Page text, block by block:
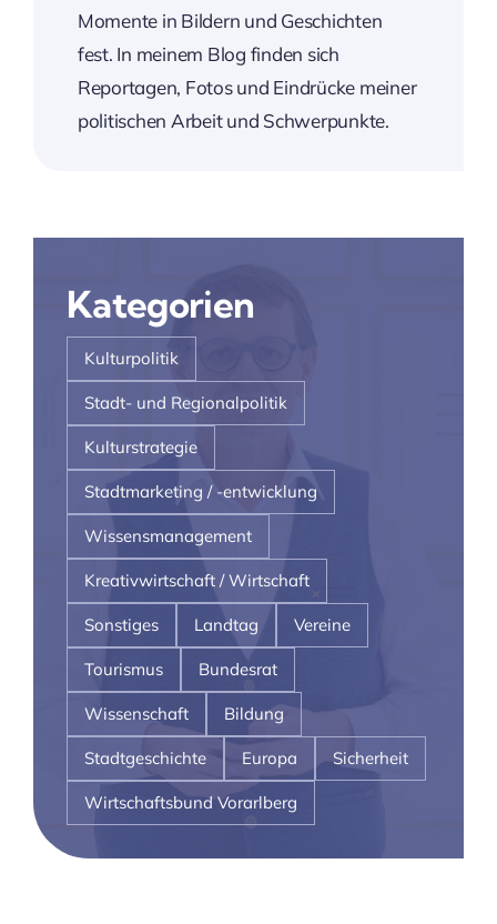
Momente in Bildern und Geschichten
fest. In meinem Blog finden sich
Reportagen, Fotos und Eindrücke meiner
politischen Arbeit und Schwerpunkte.
Kategorien
Kulturpolitik
Stadt- und Regionalpolitik
Kulturstrategie
Stadtmarketing / -entwicklung
Wissensmanagement
Kreativwirtschaft / Wirtschaft
Sonstiges Landtag Vereine
Tourismus Bundesrat
Wissenschaft Bildung
Stadtgeschichte Europa Sicherheit
Wirtschaftsbund Vorarlberg